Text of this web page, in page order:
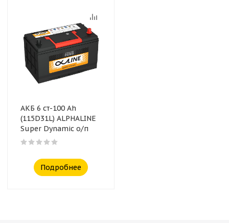
АКБ 6 ст-100 Ah
(115D31L) ALPHALINE
Super Dynamic о/п
Подробнее